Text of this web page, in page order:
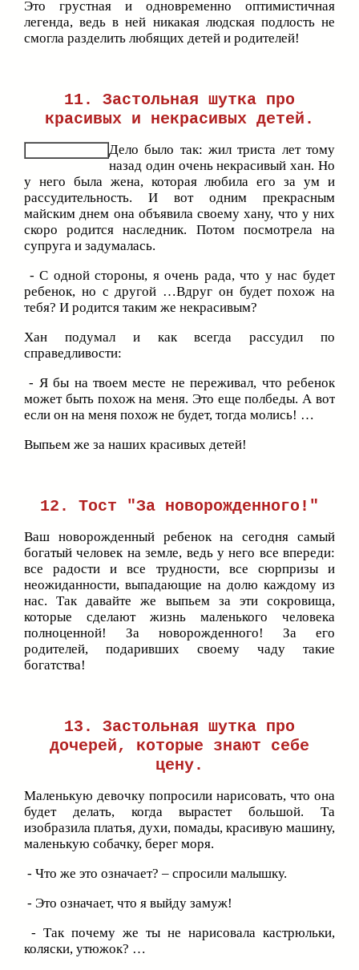
Это грустная и одновременно оптимистичная
легенда, ведь в ней никакая людская подлость не
смогла разделить любящих детей и родителей!
11. Застольная шутка про
красивых и некрасивых детей.
Дело было так: жил триста лет тому
назад один очень некрасивый хан. Но
у него была жена, которая любила его за ум и
рассудительность. И вот одним прекрасным
майским днем она объявила своему хану, что у них
скоро родится наследник. Потом посмотрела на
супруга и задумалась.
- С одной стороны, я очень рада, что у нас будет
ребенок, но с другой …Вдруг он будет похож на
тебя? И родится таким же некрасивым?
Хан подумал и как всегда рассудил по
справедливости:
- Я бы на твоем месте не переживал, что ребенок
может быть похож на меня. Это еще полбеды. А вот
если он на меня похож не будет, тогда молись! …
Выпьем же за наших красивых детей!
12. Тост "За новорожденного!"
Ваш новорожденный ребенок на сегодня самый
богатый человек на земле, ведь у него все впереди:
все радости и все трудности, все сюрпризы и
неожиданности, выпадающие на долю каждому из
нас. Так давайте же выпьем за эти сокровища,
которые сделают жизнь маленького человека
полноценной! За новорожденного! За его
родителей, подаривших своему чаду такие
богатства!
13. Застольная шутка про
дочерей, которые знают себе
цену.
Маленькую девочку попросили нарисовать, что она
будет делать, когда вырастет большой. Та
изобразила платья, духи, помады, красивую машину,
маленькую собачку, берег моря.
- Что же это означает? – спросили малышку.
- Это означает, что я выйду замуж!
- Так почему же ты не нарисовала кастрюльки,
коляски, утюжок? …